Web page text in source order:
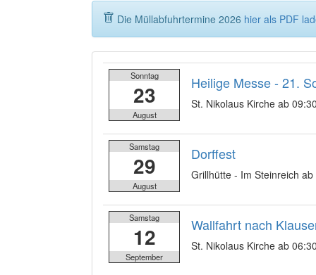
Die Müllabfuhrtermine 2026 hier als PDF
Sonntag
23
August
Heilige Messe - 21.
St. Nikolaus Kirche ab
Samstag
29
August
Dorffest
Grillhütte - Im Steinreich
Samstag
12
September
Wallfahrt nach
St. Nikolaus Kirche ab